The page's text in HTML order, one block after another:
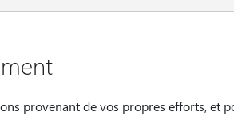
provenant de vos propres efforts, et